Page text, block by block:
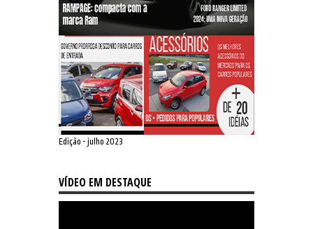
Edição - julho 2023
VÍDEO EM DESTAQUE